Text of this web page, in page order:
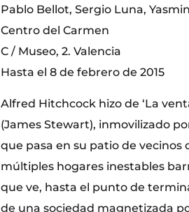
Pablo Bellot, Sergio Luna,
Centro del Carmen
C / Museo, 2. Valencia
Hasta el 8 de febrero de 2015
Alfred Hitchcock hizo de ‘La
(James Stewart), inmovilizado
que pasa en su patio de vecinos
múltiples hogares inestables
que ve, hasta el punto de
de una sociedad magnetizada